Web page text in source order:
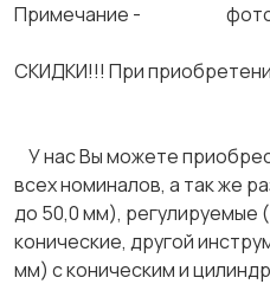
Примечание - фото
СКИДКИ!!! При
У нас Вы можете
всех номиналов, а так же
до 50,0 мм), регулируемые
конические, другой
мм) с коническим и